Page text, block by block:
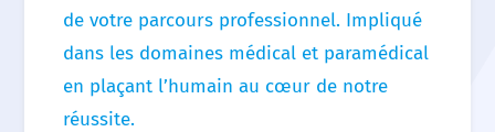
de votre parcours professionnel. Impliqué
dans les domaines médical et paramédical
en plaçant l’humain au cœur de notre
réussite.